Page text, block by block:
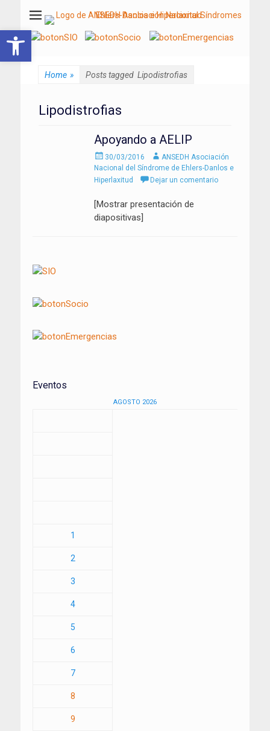
ANSEDH
Asociación Nacional del Síndrome de Ehlers-Danlos e Hiperlaxitud
Home » Posts tagged Lipodistrofias
Lipodistrofias
Apoyando a AELIP
Enviado
el
30/03/2016 AutorANSEDH Asociación
Nacional del Síndrome de Ehlers-Danlos e
Hiperlaxitud
Dejar un comentario
[Mostrar presentación de
diapositivas]
Eventos
AGOSTO 2026
1
2
3
4
5
6
7
8
9
Abrir barra de herramientas